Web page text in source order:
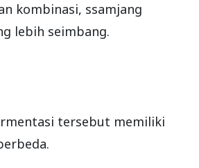
kombinasi, ssamjang
lebih seimbang.
tersebut memiliki